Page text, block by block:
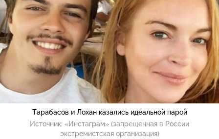
Тарабасов и Лохан казались идеальной парой
Источник: «Инстаграм» (запрещенная в России
экстремистская организация)